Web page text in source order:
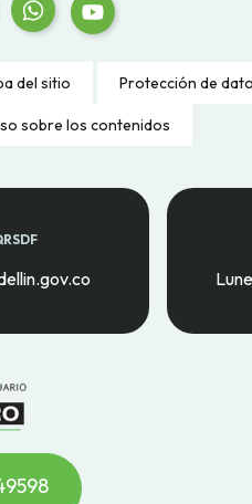
del sitio Protección de
sobre los contenidos